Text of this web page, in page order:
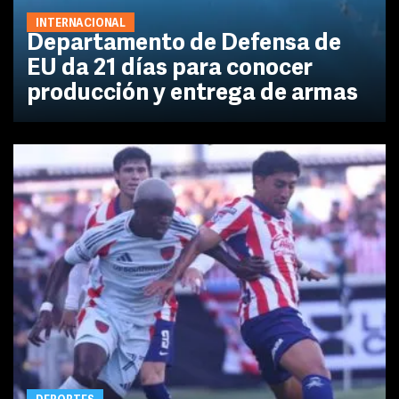
INTERNACIONAL
Departamento de Defensa de
EU da 21 días para conocer
producción y entrega de armas